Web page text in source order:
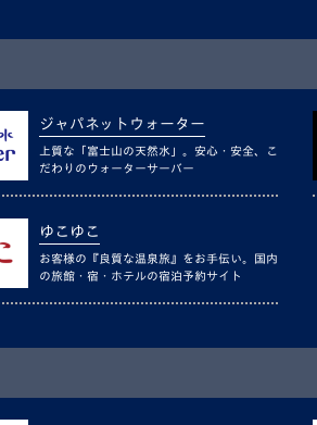
ジャパネットウォーター
上質な「富士山の天然水」。安心・安全、こ
だわりのウォーターサーバー
ゆこゆこ
お客様の『良質な温泉旅』をお手伝い。国内
の旅館・宿・ホテルの宿泊予約サイト